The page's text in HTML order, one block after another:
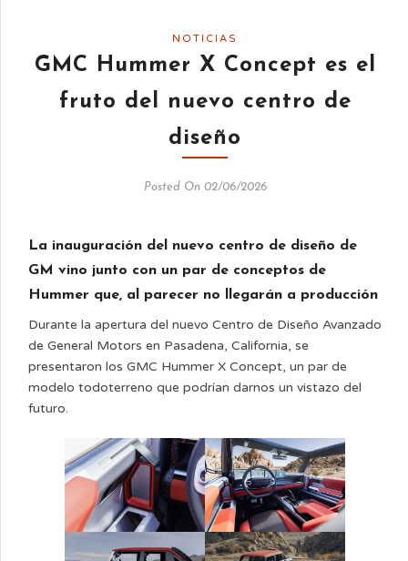
NOTICIAS
GMC Hummer X Concept es el
fruto del nuevo centro de
diseño
Posted On 02/06/2026
La inauguración del nuevo centro de diseño de
GM vino junto con un par de conceptos de
Hummer que, al parecer no llegarán a producción
Durante la apertura del nuevo Centro de Diseño Avanzado
de General Motors en Pasadena, California, se
presentaron los GMC Hummer X Concept, un par de
modelo todoterreno que podrían darnos un vistazo del
futuro.